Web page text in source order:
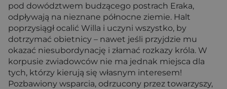
pod dowództwem budzącego postrach Eraka,
odpływają na nieznane północne ziemie. Halt
poprzysiągł ocalić Willa i uczyni wszystko, by
dotrzymać obietnicy – nawet jeśli przyjdzie mu
okazać niesubordynację i złamać rozkazy króla. W
korpusie zwiadowców nie ma jednak miejsca dla
tych, którzy kierują się własnym interesem!
Pozbawiony wsparcia, odrzucony przez towarzyszy,